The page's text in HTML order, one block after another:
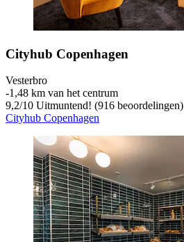
Cityhub Copenhagen
Vesterbro
‐1,48 km van het centrum
9,2/10 Uitmuntend! (916 beoordelingen)
Cityhub Copenhagen